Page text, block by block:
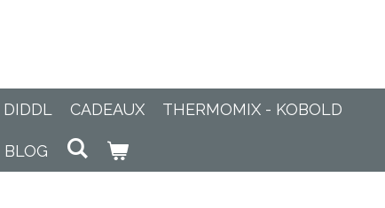
DIDDL CADEAUX THERMOMIX - KOBOLD
BLOG